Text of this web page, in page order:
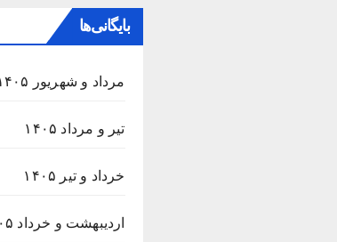
بایگانی‌ها
مرداد و شهریور ۱۴۰۵
تیر و مرداد ۱۴۰۵
خرداد و تیر ۱۴۰۵
اردیبهشت و خرداد ۱۴۰۵